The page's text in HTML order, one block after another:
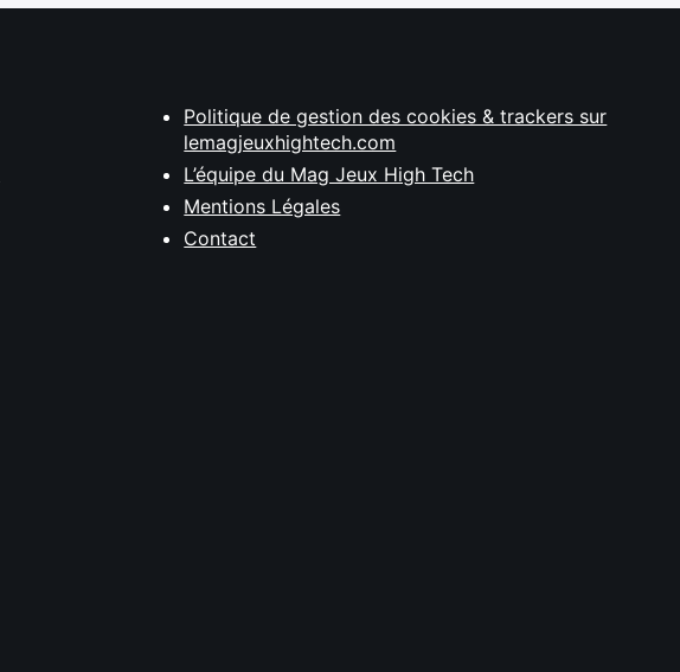
Politique de gestion des cookies & trackers sur
lemagjeuxhightech.com
L’équipe du Mag Jeux High Tech
Mentions Légales
Contact